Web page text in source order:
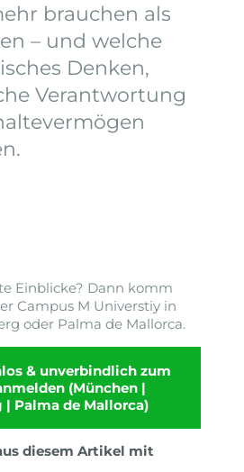
brauchen als
– und welche
Denken,
Verantwortung
Einblicke? Dann komm
Campus M Universtiy in
oder Palma de Mallorca.
& unverbindlich zum
(München |
| Palma de Mallorca)
diesem Artikel mit